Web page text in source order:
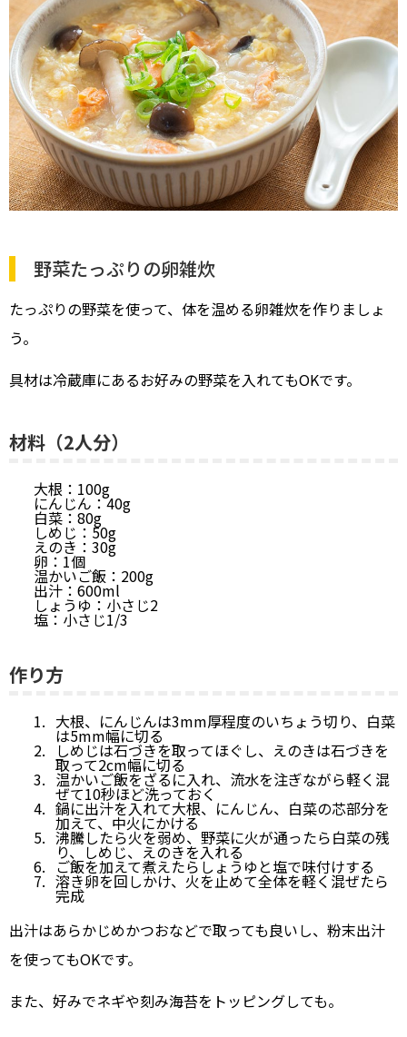
野菜たっぷりの卵雑炊
たっぷりの野菜を使って、体を温める卵雑炊を作りましょ
う。
具材は冷蔵庫にあるお好みの野菜を入れてもOKです。
材料（2人分）
大根：100g
にんじん：40g
白菜：80g
しめじ：50g
えのき：30g
卵：1個
温かいご飯：200g
出汁：600ml
しょうゆ：小さじ2
塩：小さじ1/3
作り方
大根、にんじんは3mm厚程度のいちょう切り、白菜
は5mm幅に切る
しめじは石づきを取ってほぐし、えのきは石づきを
取って2cm幅に切る
温かいご飯をざるに入れ、流水を注ぎながら軽く混
ぜて10秒ほど洗っておく
鍋に出汁を入れて大根、にんじん、白菜の芯部分を
加えて、中火にかける
沸騰したら火を弱め、野菜に火が通ったら白菜の残
り、しめじ、えのきを入れる
ご飯を加えて煮えたらしょうゆと塩で味付けする
溶き卵を回しかけ、火を止めて全体を軽く混ぜたら
完成
出汁はあらかじめかつおなどで取っても良いし、粉末出汁
を使ってもOKです。
また、好みでネギや刻み海苔をトッピングしても。